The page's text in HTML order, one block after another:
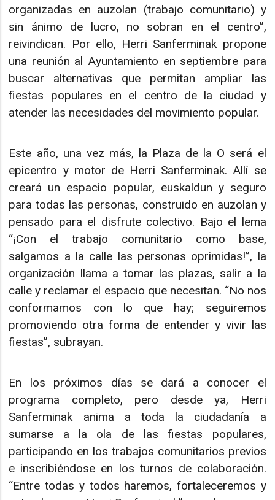
organizadas en auzolan (trabajo comunitario) y
sin ánimo de lucro, no sobran en el centro”,
reivindican. Por ello, Herri Sanferminak propone
una reunión al Ayuntamiento en septiembre para
buscar alternativas que permitan ampliar las
fiestas populares en el centro de la ciudad y
atender las necesidades del movimiento popular.
Este año, una vez más, la Plaza de la O será el
epicentro y motor de Herri Sanferminak. Allí se
creará un espacio popular, euskaldun y seguro
para todas las personas, construido en auzolan y
pensado para el disfrute colectivo. Bajo el lema
“¡Con el trabajo comunitario como base,
salgamos a la calle las personas oprimidas!”, la
organización llama a tomar las plazas, salir a la
calle y reclamar el espacio que necesitan. “No nos
conformamos con lo que hay; seguiremos
promoviendo otra forma de entender y vivir las
fiestas”, subrayan.
En los próximos días se dará a conocer el
programa completo, pero desde ya, Herri
Sanferminak anima a toda la ciudadanía a
sumarse a la ola de las fiestas populares,
participando en los trabajos comunitarios previos
e inscribiéndose en los turnos de colaboración.
“Entre todas y todos haremos, fortaleceremos y